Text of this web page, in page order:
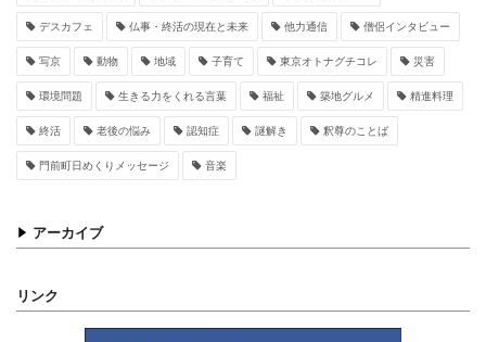
デスカフェ 仏事・終活の現在と未来 他力通信 僧侶インタビュー
写京 動物 地域 子育て 東京オトナグチコレ 災害
環境問題 生きる力をくれる言葉 福祉 築地グルメ 精進料理
終活 老後の悩み 認知症 謎解き 釈尊のことば
門前町日めくりメッセージ 音楽
アーカイブ
リンク